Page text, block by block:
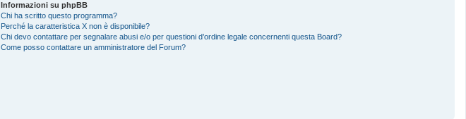
Informazioni su phpBB
Chi ha scritto questo programma?
Perché la caratteristica X non è disponibile?
Chi devo contattare per segnalare abusi e/o per questioni d’ordine legale concernenti questa Board?
Come posso contattare un amministratore del Forum?